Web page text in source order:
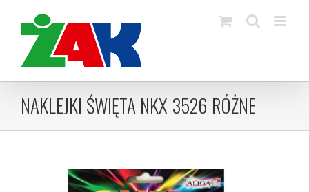
content
NAKLEJKI ŚWIĘTA NKX 3526 RÓŻNE